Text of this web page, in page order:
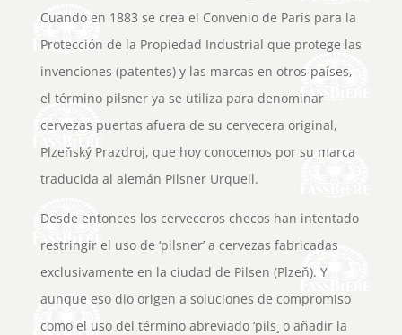
Cuando en 1883 se crea el Convenio de París para la
Protección de la Propiedad Industrial que protege las
invenciones (patentes) y las marcas en otros países,
el término pilsner ya se utiliza para denominar
cervezas puertas afuera de su cervecera original,
Plzeňský Prazdroj, que hoy conocemos por su marca
traducida al alemán Pilsner Urquell.
Desde entonces los cerveceros checos han intentado
restringir el uso de ‘pilsner’ a cervezas fabricadas
exclusivamente en la ciudad de Pilsen (Plzeň). Y
aunque eso dio origen a soluciones de compromiso
como el uso del término abreviado ‘pils¸ o añadir la